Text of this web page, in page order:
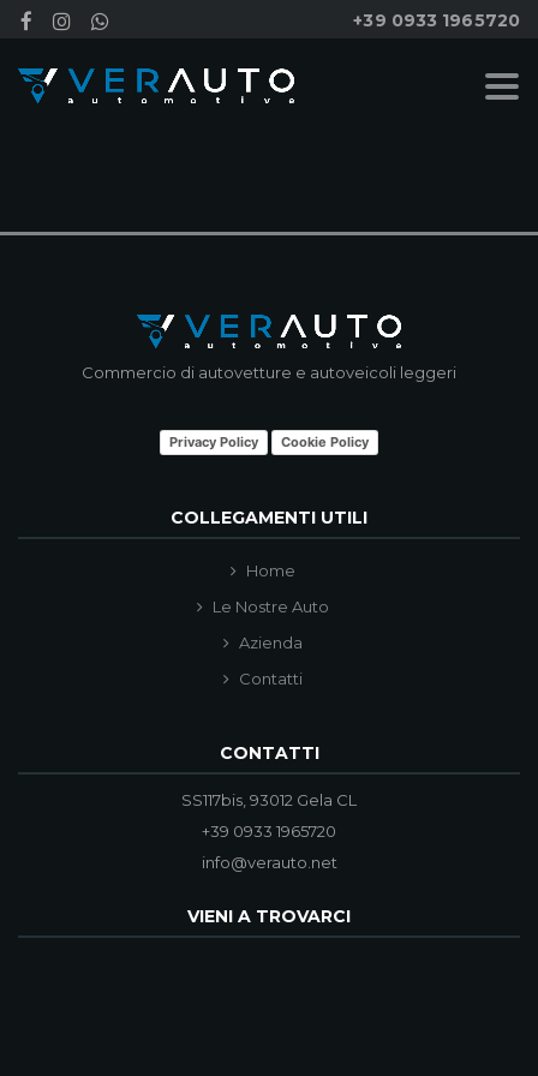
+39 0933 1965720
Commercio di autovetture e autoveicoli leggeri
Privacy Policy Cookie Policy
COLLEGAMENTI UTILI
Home
Le Nostre Auto
Azienda
Contatti
CONTATTI
SS117bis, 93012 Gela CL
+39 0933 1965720
info@verauto.net
VIENI A TROVARCI